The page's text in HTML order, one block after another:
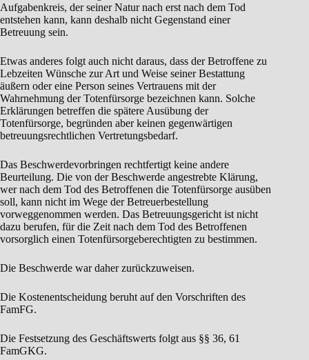
Aufgabenkreis, der seiner Natur nach erst nach dem Tod
entstehen kann, kann deshalb nicht Gegenstand einer
Betreuung sein.
Etwas anderes folgt auch nicht daraus, dass der Betroffene zu
Lebzeiten Wünsche zur Art und Weise seiner Bestattung
äußern oder eine Person seines Vertrauens mit der
Wahrnehmung der Totenfürsorge bezeichnen kann. Solche
Erklärungen betreffen die spätere Ausübung der
Totenfürsorge, begründen aber keinen gegenwärtigen
betreuungsrechtlichen Vertretungsbedarf.
Das Beschwerdevorbringen rechtfertigt keine andere
Beurteilung. Die von der Beschwerde angestrebte Klärung,
wer nach dem Tod des Betroffenen die Totenfürsorge ausüben
soll, kann nicht im Wege der Betreuerbestellung
vorweggenommen werden. Das Betreuungsgericht ist nicht
dazu berufen, für die Zeit nach dem Tod des Betroffenen
vorsorglich einen Totenfürsorgeberechtigten zu bestimmen.
Die Beschwerde war daher zurückzuweisen.
Die Kostenentscheidung beruht auf den Vorschriften des
FamFG.
Die Festsetzung des Geschäftswerts folgt aus §§ 36, 61
FamGKG.